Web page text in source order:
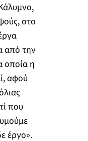
στο
από την
οποία η
αφού
που
έργο».